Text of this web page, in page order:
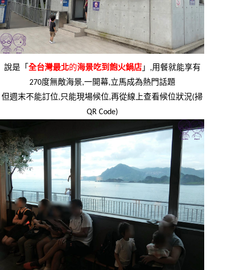
說是「 全台灣最北的海景吃到飽火鍋店」,用餐就能享有
270度無敵海景,一開幕,立馬成為熱門話題
但週末不能訂位,只能現場候位,再從線上查看候位狀況(掃
QR Code)